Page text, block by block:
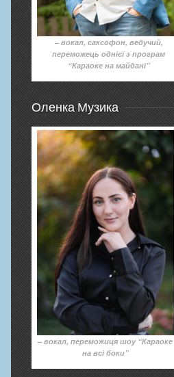
– вокал, саксофон, ведучий,
переможець однієї з програм
“Караоке на майдані”
Оленка Музика
– вокал, переможиця шоу “Караоке
на всі боки”